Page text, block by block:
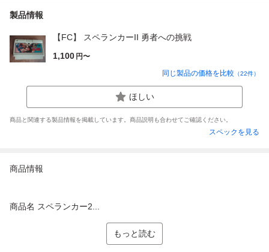
製品情報
【FC】 スペランカーII 勇者への挑戦
1,100 円〜
同じ製品の価格を比較 （22件）
ほしい
商品と関連する製品情報を掲載しています。商品説明も合わせてご確認ください。
スペックを見る
商品情報
商品名 スペランカー2...
もっと読む